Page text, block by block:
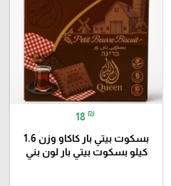
18 ₪
بسكوت بيتي بار كاكاو وزن 1.6
كيلو بسكوت بيتي بار لون بني